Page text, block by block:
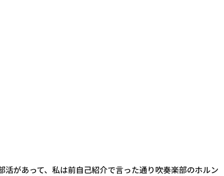
があって、私は前自己紹介で言った通り吹奏楽部のホルン